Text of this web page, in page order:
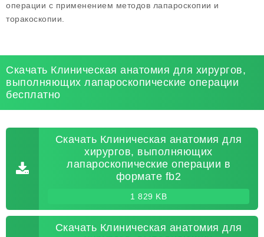
операции с применением методов лапароскопии и
торакоскопии.
Скачать Клиническая анатомия для хирургов,
выполняющих лапароскопические операции
бесплатно
Скачать Клиническая анатомия для
хирургов, выполняющих
лапароскопические операции в
формате fb2
1 829 KB
Скачать Клиническая анатомия для